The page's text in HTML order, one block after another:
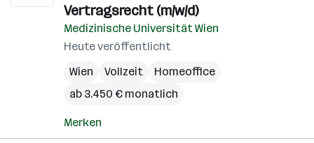
Vertragsrecht (m/w/d)
Medizinische Universität Wien
Heute veröffentlicht
Wien
Vollzeit
Homeoffice
ab 3.450 € monatlich
Merken